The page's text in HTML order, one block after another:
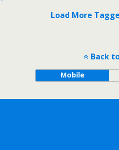
Load More
Back
Mobile